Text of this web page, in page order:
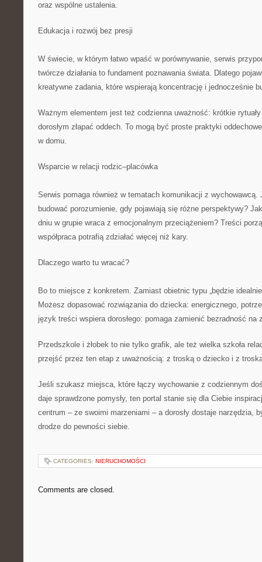
oraz wspólne ustalenia.
Edukacja i rozwój bez presji
W świecie, w którym łatwo wpaść w porównywanie, serwis
twórcze działania to fundament poznawania świata. Dlatego
kreatywne zadania, które wspierają koncentrację i jednocześnie
Ważnym elementem jest też codzienna uważność: krótkie
dorosłym złapać oddech. To mogą być proste praktyki
w domu.
Wsparcie w relacji rodzic–placówka
Serwis pomaga również w tematach komunikacji z
budować porozumienie, gdy pojawiają się różne perspektywy?
dniu w grupie wraca z emocjonalnym przeciążeniem? Treści
współpraca potrafią zdziałać więcej niż kary.
Dlaczego warto tu wracać?
Bo to miejsce z konkretem. Zamiast obietnic typu „będzie
Możesz dopasować rozwiązania do dziecka: energicznego,
język treści wspiera dorosłego: pomaga zamienić bezradność na
Przedszkole i żłobek to nie tylko grafik, ale też wielka szkoła
przejść przez ten etap z uważnością: z troską o dziecko i z
Jeśli szukasz miejsca, które łączy wychowanie z codziennym
daje sprawdzone pomysły, ten portal stanie się dla Ciebie
centrum – ze swoimi marzeniami – a dorosły dostaje narzędzia,
drodze do pewności siebie.
CATEGORIES: NIERUCHOMOŚCI
Comments are closed.